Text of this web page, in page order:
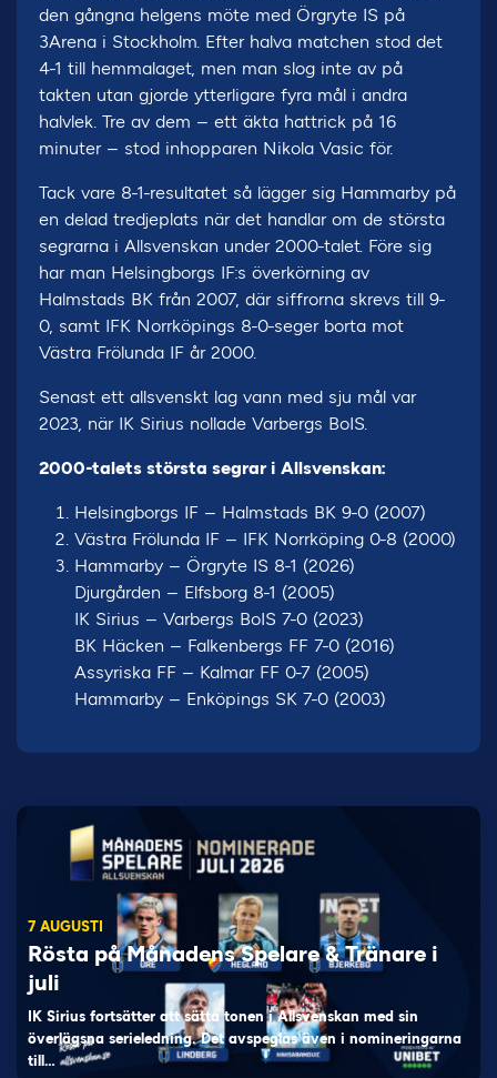
den gångna helgens möte med Örgryte IS på
3Arena i Stockholm. Efter halva matchen stod det
4-1 till hemmalaget, men man slog inte av på
takten utan gjorde ytterligare fyra mål i andra
halvlek. Tre av dem – ett äkta hattrick på 16
minuter – stod inhopparen Nikola Vasic för.
Tack vare 8-1-resultatet så lägger sig Hammarby på
en delad tredjeplats när det handlar om de största
segrarna i Allsvenskan under 2000-talet. Före sig
har man Helsingborgs IF:s överkörning av
Halmstads BK från 2007, där siffrorna skrevs till 9-
0, samt IFK Norrköpings 8-0-seger borta mot
Västra Frölunda IF år 2000.
Senast ett allsvenskt lag vann med sju mål var
2023, när IK Sirius nollade Varbergs BoIS.
2000-talets största segrar i Allsvenskan:
Helsingborgs IF – Halmstads BK 9-0 (2007)
Västra Frölunda IF – IFK Norrköping 0-8 (2000)
Hammarby – Örgryte IS 8-1 (2026)
Djurgården – Elfsborg 8-1 (2005)
IK Sirius – Varbergs BoIS 7-0 (2023)
BK Häcken – Falkenbergs FF 7-0 (2016)
Assyriska FF – Kalmar FF 0-7 (2005)
Hammarby – Enköpings SK 7-0 (2003)
7 AUGUSTI
Rösta på Månadens Spelare & Tränare i
juli
IK Sirius fortsätter att sätta tonen i Allsvenskan med sin
överlägsna serieledning. Det avspeglas även i nomineringarna
till…